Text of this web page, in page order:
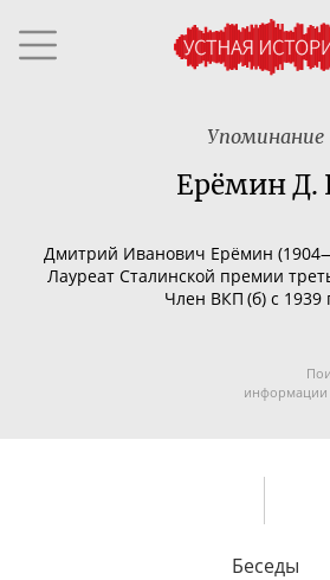
Упоминание
Ерёмин Д.
Дмитрий Иванович Ерёмин
Лауреат Сталинской премии
Член ВКП (б) с 1939
информации
Беседы